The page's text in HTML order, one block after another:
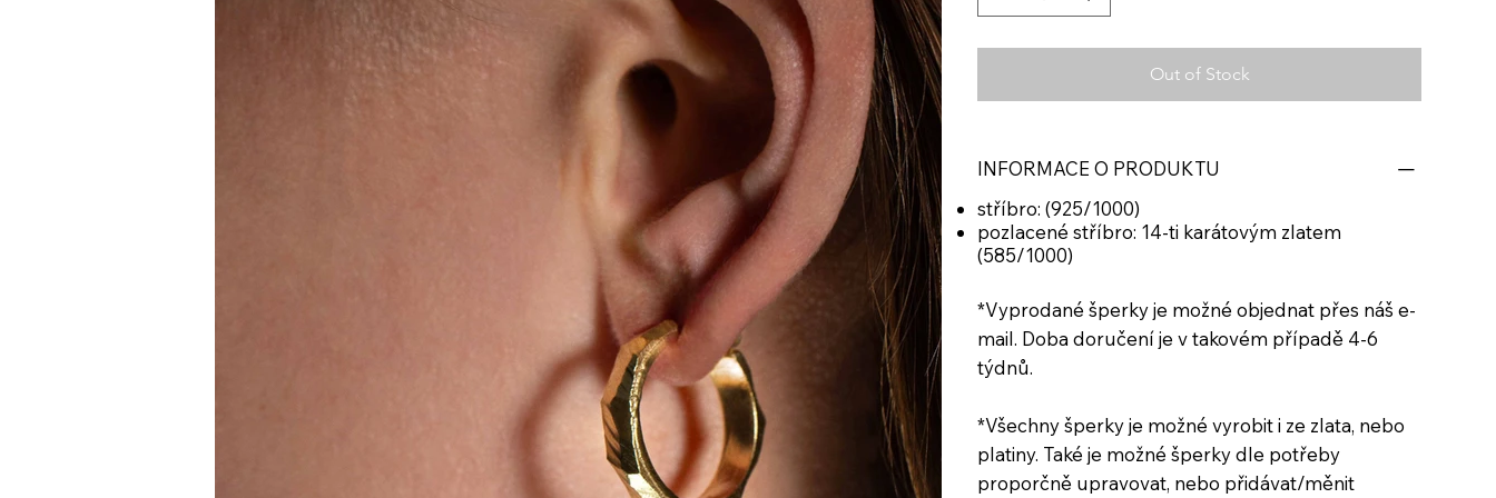
Out of Stock
INFORMACE O PRODUKTU
stříbro: (925/1000)
pozlacené stříbro: 14-ti karátovým zlatem
(585/1000)
*Vyprodané šperky je možné objednat přes náš e-
mail. Doba doručení je v takovém případě 4-6
týdnů.
*Všechny šperky je možné vyrobit i ze zlata, nebo
platiny. Také je možné šperky dle potřeby
proporčně upravovat, nebo přidávat/měnit